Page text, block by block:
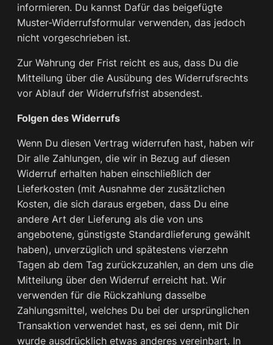
informieren. Du kannst Dafür das beigefügte
Muster-Widerrufsformular verwenden, das jedoch
nicht vorgeschrieben ist.
Zur Wahrung der Frist reicht es aus, dass Du die
Mitteilung über die Ausübung des Widerrufsrechts
vor Ablauf der Widerrufsfrist absendest.
Folgen des Widerrufs
Wenn Du diesen Vertrag widerrufen hast, haben wir
Dir alle Zahlungen, die wir in Bezug auf diesen
Widerruf erhalten haben einschließlich der
Lieferkosten (mit Ausnahme der zusätzlichen
Kosten, die sich daraus ergeben, dass Du eine
andere Art der Lieferung als die von uns
angebotene, günstigste Standardlieferung gewählt
haben), unverzüglich und spätestens vierzehn
Tagen ab dem Tag zurückzuzahlen, an dem uns die
Mitteilung über den Widerruf erreicht hat. Wir
verwenden für die Rückzahlung dasselbe
Zahlungsmittel, welches Du bei der ursprünglichen
Transaktion verwendet hast, es sei denn, mit Dir
wurde ausdrücklich etwas anderes vereinbart. In